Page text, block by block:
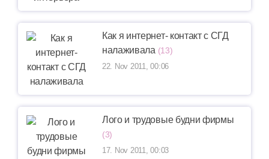
Как я интернет- контакт с СГД
налаживала (13)
22. Nov 2011, 00:06
Лого и трудовые будни фирмы
(3)
17. Nov 2011, 00:03